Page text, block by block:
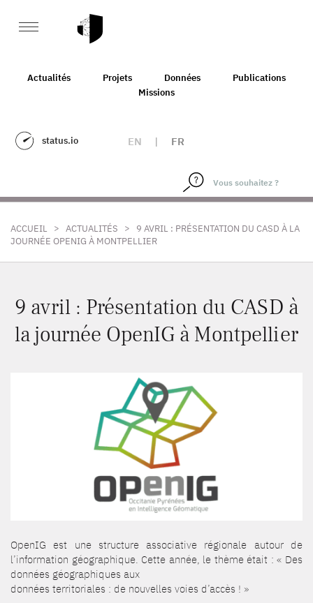
Actualités Projets Données
Publications
Missions
status.io EN | FR
ACCUEIL > ACTUALITÉS >
9 AVRIL : PRÉSENTATION DU CASD À LA
JOURNÉE OPENIG À MONTPELLIER
9 avril : Présentation du CASD à
la journée OpenIG à Montpellier
OpenIG est une structure associative régionale autour de
l’information géographique. Cette année, le thème était : « Des
données géographiques aux
données territoriales : de nouvelles voies d’accès ! »